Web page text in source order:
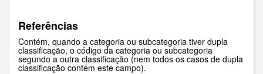
Referências
Contém, quando a categoria ou subcategoria tiver dupla
classificação, o código da categoria ou subcategoria
segundo a outra classificação (nem todos os casos de dupla
classificação contém este campo).